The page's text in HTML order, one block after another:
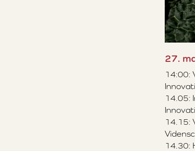
27.
14:00:
14.05:
14.15:
14.30: